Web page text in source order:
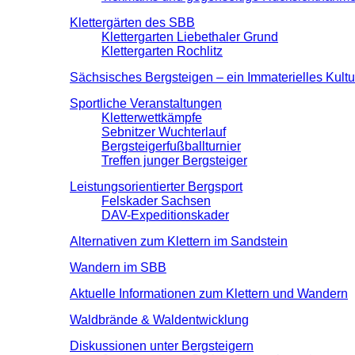
Klettergärten des SBB
Klettergarten Liebethaler Grund
Klettergarten Rochlitz
Sächsisches Bergsteigen – ein Immaterielles
Sportliche Veranstaltungen
Kletterwettkämpfe
Sebnitzer Wuchterlauf
Bergsteigerfußballturnier
Treffen junger Bergsteiger
Leistungsorientierter Bergsport
Felskader Sachsen
DAV-Expeditionskader
Alternativen zum Klettern im Sandstein
Wandern im SBB
Aktuelle Informationen zum Klettern und Wandern
Waldbrände & Waldentwicklung
Diskussionen unter Bergsteigern